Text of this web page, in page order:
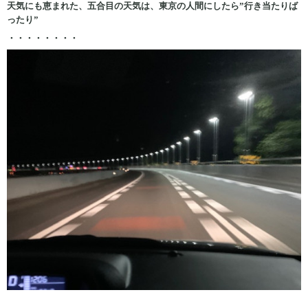
天気にも恵まれた、五合目の天気は、東京の人間にしたら”行き当たりば
ったり”
・・・・・・・・